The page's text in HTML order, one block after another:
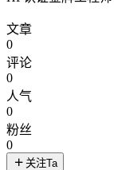
文章
0
评论
0
人气
0
粉丝
0
关注Ta